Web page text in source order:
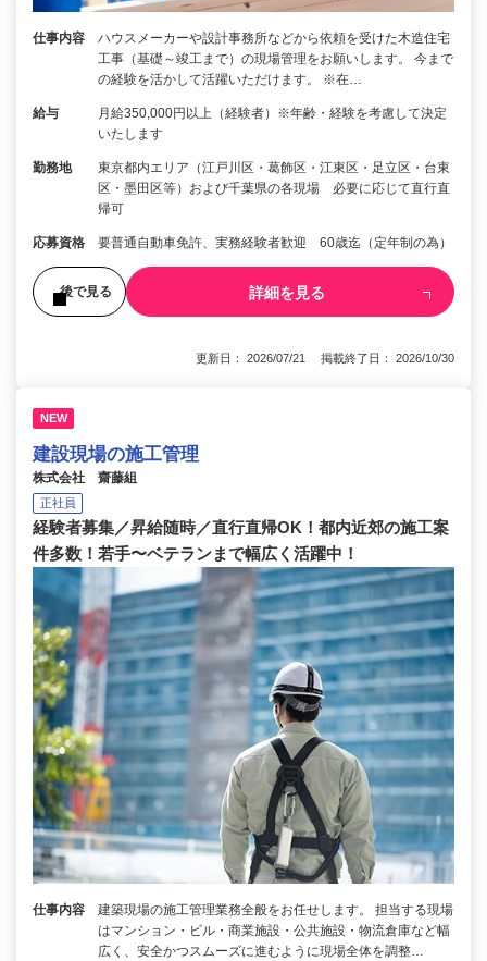
仕事内容
ハウスメーカーや設計事務所などから依頼を受けた木造住宅
工事（基礎～竣工まで）の現場管理をお願いします。 今まで
の経験を活かして活躍いただけます。 ※在…
給与
月給350,000円以上（経験者）※年齢・経験を考慮して決定
いたします
勤務地
東京都内エリア（江戸川区・葛飾区・江東区・足立区・台東
区・墨田区等）および千葉県の各現場 必要に応じて直行直
帰可
応募資格 要普通自動車免許、実務経験者歓迎 60歳迄（定年制の為）
後で見る 詳細を見る
更新日： 2026/07/21 掲載終了日： 2026/10/30
NEW
建設現場の施工管理
株式会社 齋藤組
正社員
経験者募集／昇給随時／直行直帰OK！都内近郊の施工案
件多数！若手〜ベテランまで幅広く活躍中！
仕事内容
建築現場の施工管理業務全般をお任せします。 担当する現場
はマンション・ビル・商業施設・公共施設・物流倉庫など幅
広く、安全かつスムーズに進むように現場全体を調整…